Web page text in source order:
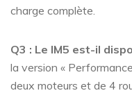
charge complète.
Q3 : Le IM5 est-il
la version «
deux moteurs et de 4